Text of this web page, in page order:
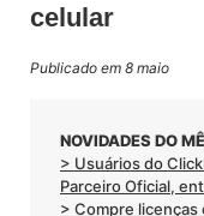
celular
Publicado em 8 maio
NOVIDADES DO
> Usuários do
Parceiro Oficial,
> Compre